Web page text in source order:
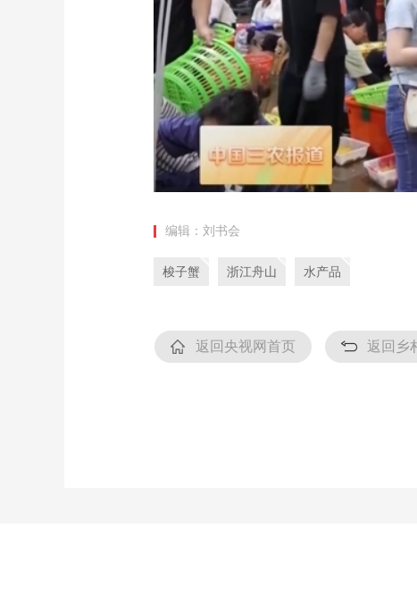
CCTV.节目官网 直播 节目单 栏目 片库
编辑：刘书会
梭子蟹 浙江舟山 水产品
返回央视网首页 返回乡